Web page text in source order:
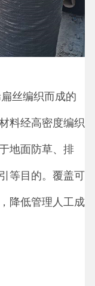
丝编织而成的
料经高密度编织
地面防草、排
等目的。覆盖可
降低管理人工成